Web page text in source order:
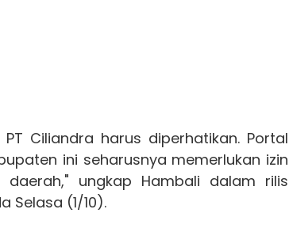
Ciliandra harus diperhatikan. Portal
ini seharusnya memerlukan izin
ungkap Hambali dalam rilis
Selasa (1/10).